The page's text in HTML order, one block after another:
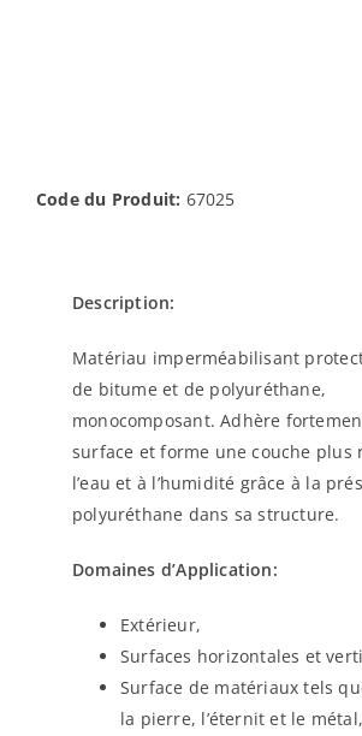
Code du Produit: 67025
Description:
Matériau imperméabilisant
de bitume et de polyuréthane,
monocomposant. Adhère
surface et forme une couche plus
l’eau et à l’humidité grâce à la
polyuréthane dans sa structure.
Domaines d’Application:
Extérieur,
Surfaces horizontales et
Surface de matériaux tels
la pierre, l’éternit et le métal,